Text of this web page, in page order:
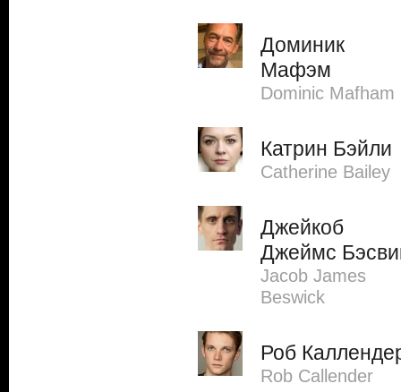
Доминик
Мафэм
Dominic Mafham
Катрин Бэйли
Catherine Bailey
Джейкоб
Джеймс
Jacob James
Beswick
Роб
Rob Callender